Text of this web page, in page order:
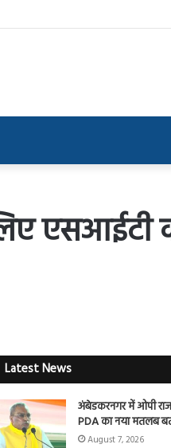
एसआईटी
Latest News
अंबेडकरनगर में ओपी
PDA का नया मतलब
August 7, 2026